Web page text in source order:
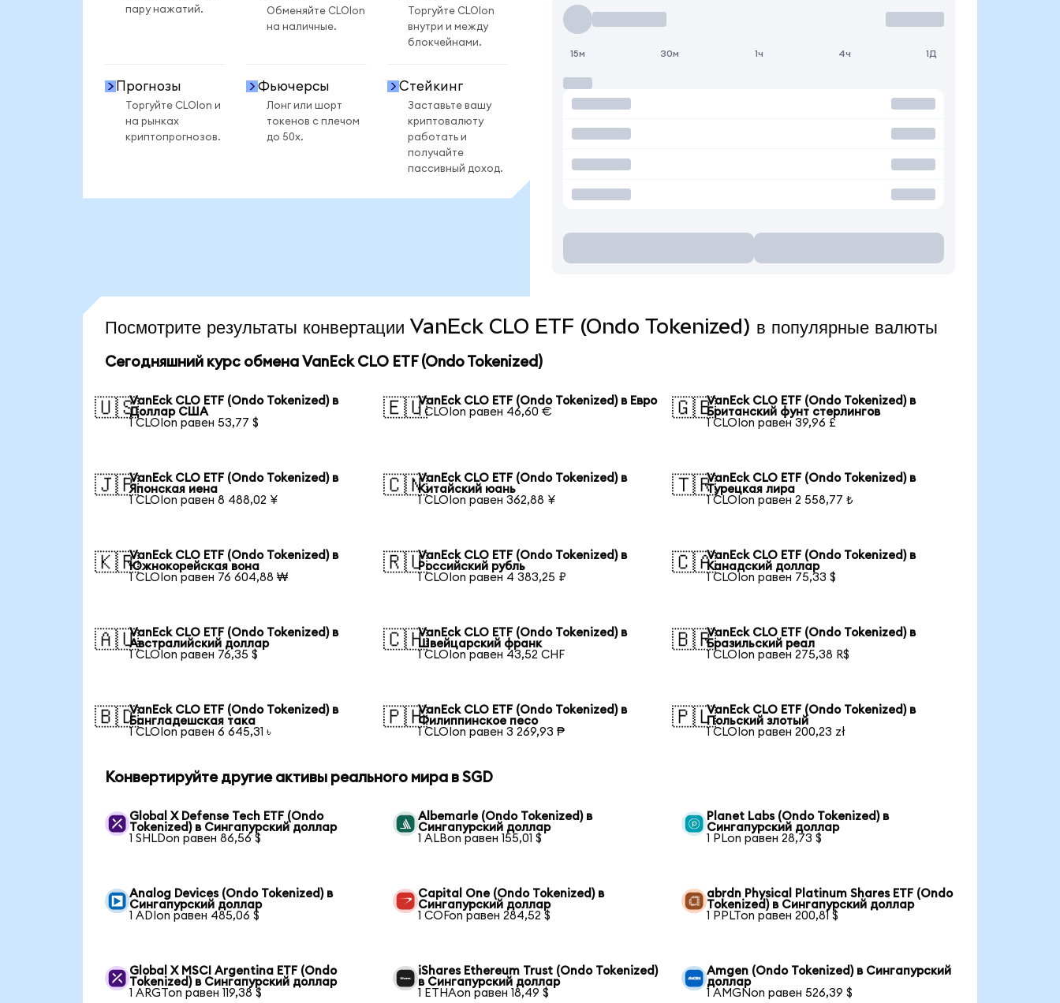
пару нажатий.
Обменяйте CLOIon
на наличные.
Торгуйте CLOIon
внутри и между
блокчейнами.
Прогнозы
Торгуйте CLOIon и
на рынках
криптопрогнозов.
Фьючерсы
Лонг или шорт
токенов с плечом
до 50x.
Стейкинг
Заставьте вашу
криптовалюту
работать и
получайте
пассивный доход.
15м 30м 1ч 4ч 1Д
Посмотрите результаты конвертации VanEck CLO ETF (Ondo Tokenized) в популярные валюты
Сегодняшний курс обмена VanEck CLO ETF (Ondo Tokenized)
🇺🇸VanEck CLO ETF (Ondo Tokenized) в
Доллар США
1 CLOIon равен 53,77 $
🇪🇺VanEck CLO ETF (Ondo Tokenized) в Евро
1 CLOIon равен 46,60 €
🇬🇧VanEck CLO ETF (Ondo Tokenized) в
Британский фунт стерлингов
1 CLOIon равен 39,96 £
🇯🇵VanEck CLO ETF (Ondo Tokenized) в
Японская иена
1 CLOIon равен 8 488,02 ¥
🇨🇳VanEck CLO ETF (Ondo Tokenized) в
Китайский юань
1 CLOIon равен 362,88 ¥
🇹🇷VanEck CLO ETF (Ondo Tokenized) в
Турецкая лира
1 CLOIon равен 2 558,77 ₺
🇰🇷VanEck CLO ETF (Ondo Tokenized) в
Южнокорейская вона
1 CLOIon равен 76 604,88 ₩
🇷🇺VanEck CLO ETF (Ondo Tokenized) в
Российский рубль
1 CLOIon равен 4 383,25 ₽
🇨🇦VanEck CLO ETF (Ondo Tokenized) в
Канадский доллар
1 CLOIon равен 75,33 $
🇦🇺VanEck CLO ETF (Ondo Tokenized) в
Австралийский доллар
1 CLOIon равен 76,35 $
🇨🇭VanEck CLO ETF (Ondo Tokenized) в
Швейцарский франк
1 CLOIon равен 43,52 CHF
🇧🇷VanEck CLO ETF (Ondo Tokenized) в
Бразильский реал
1 CLOIon равен 275,38 R$
🇧🇩VanEck CLO ETF (Ondo Tokenized) в
Бангладешская така
1 CLOIon равен 6 645,31 ৳
🇵🇭VanEck CLO ETF (Ondo Tokenized) в
Филиппинское песо
1 CLOIon равен 3 269,93 ₱
🇵🇱VanEck CLO ETF (Ondo Tokenized) в
Польский злотый
1 CLOIon равен 200,23 zł
Конвертируйте другие активы реального мира в SGD
Global X Defense Tech ETF (Ondo
Tokenized) в Сингапурский доллар
1 SHLDon равен 86,56 $
Albemarle (Ondo Tokenized) в
Сингапурский доллар
1 ALBon равен 155,01 $
Planet Labs (Ondo Tokenized) в
Сингапурский доллар
1 PLon равен 28,73 $
Analog Devices (Ondo Tokenized) в
Сингапурский доллар
1 ADIon равен 485,06 $
Capital One (Ondo Tokenized) в
Сингапурский доллар
1 COFon равен 284,52 $
abrdn Physical Platinum Shares ETF (Ondo
Tokenized) в Сингапурский доллар
1 PPLTon равен 200,81 $
Global X MSCI Argentina ETF (Ondo
Tokenized) в Сингапурский доллар
1 ARGTon равен 119,38 $
iShares Ethereum Trust (Ondo Tokenized)
в Сингапурский доллар
1 ETHAon равен 18,49 $
Amgen (Ondo Tokenized) в Сингапурский
доллар
1 AMGNon равен 526,39 $